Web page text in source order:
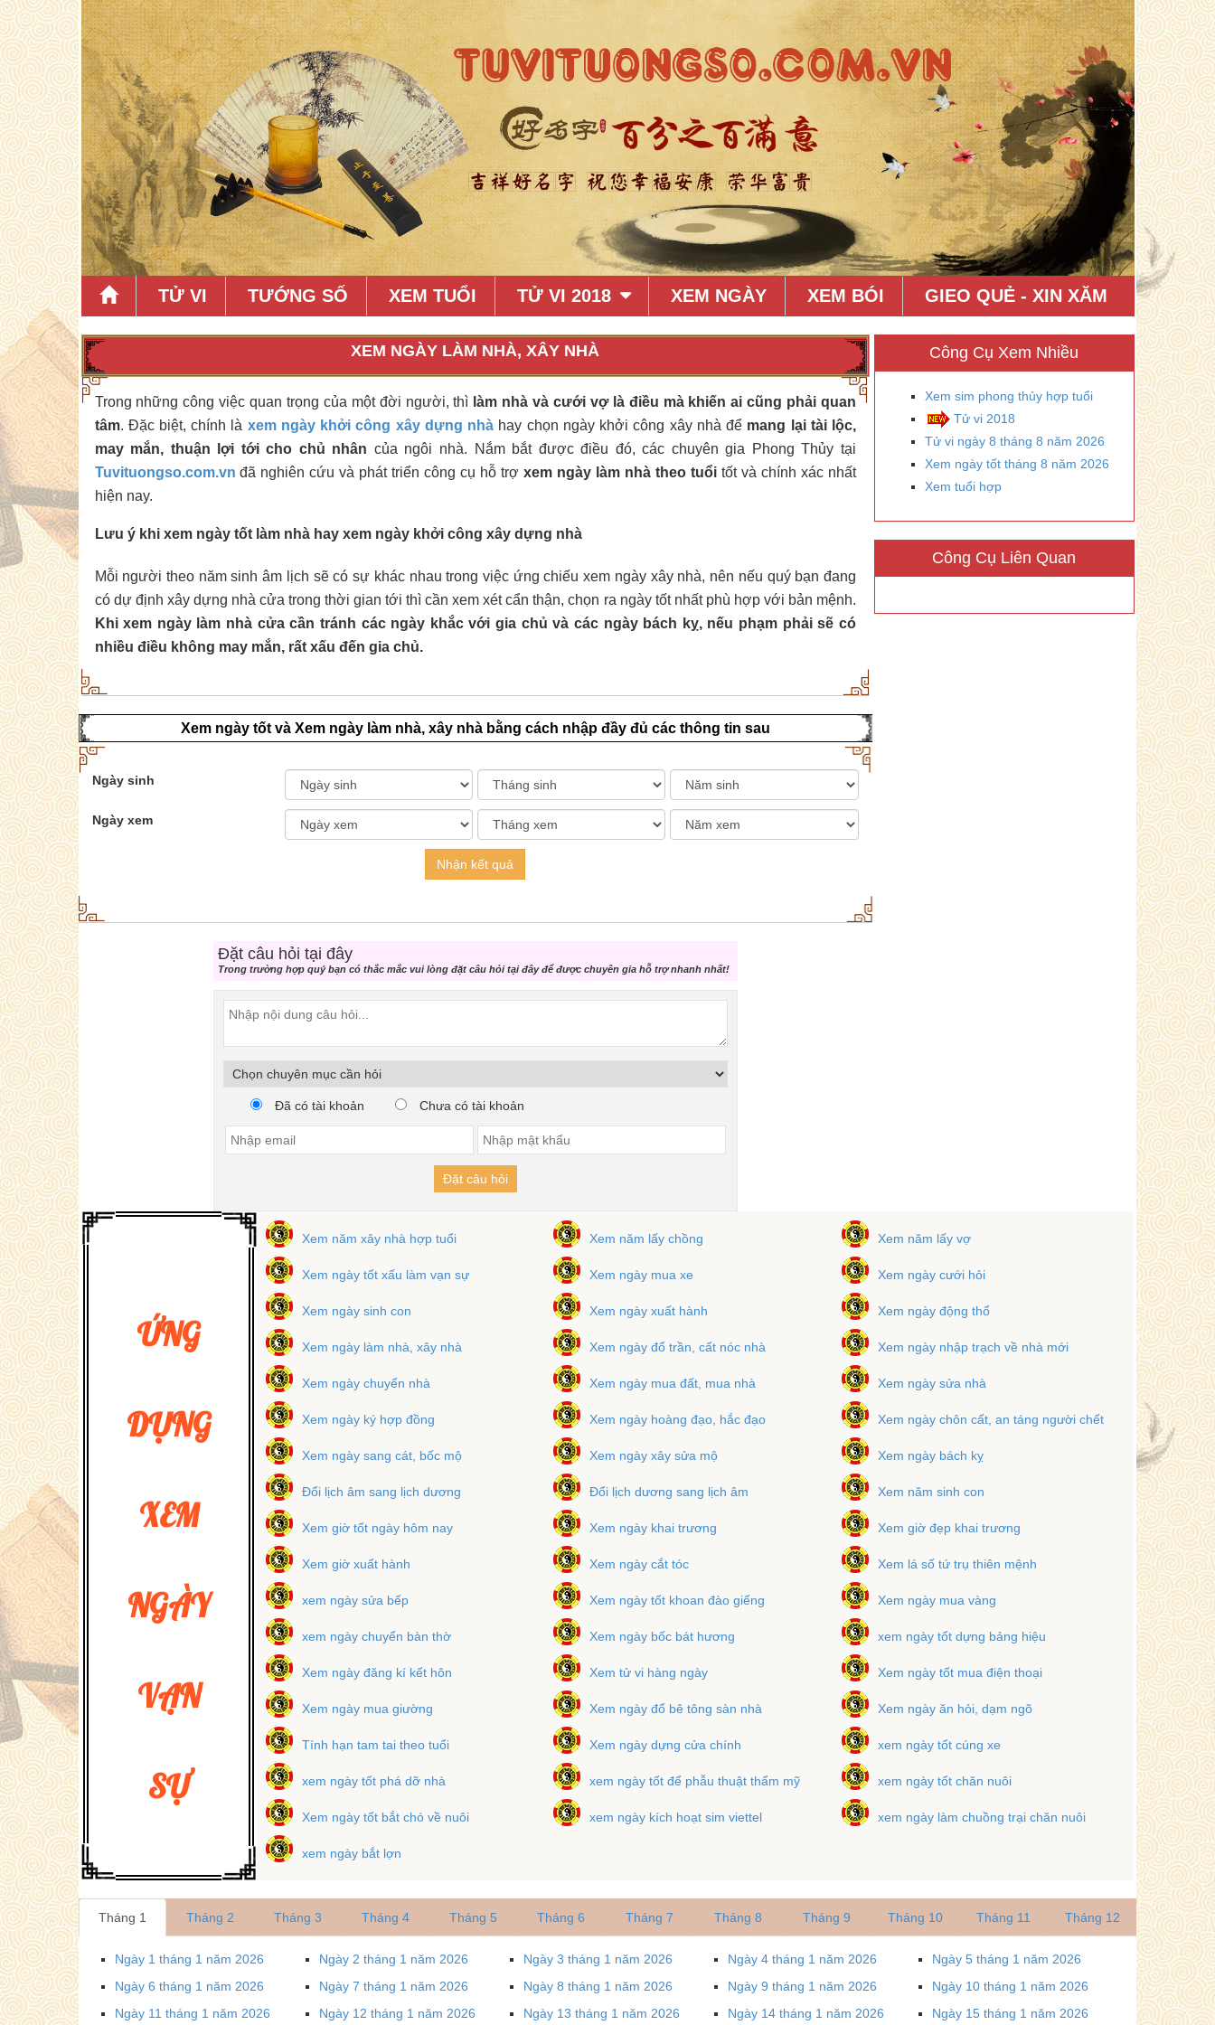
TỬ VI TƯỚNG SỐ XEM TUỔI TỬ VI 2018 XEM NGÀY XEM BÓI GIEO QUẺ - XIN XĂM
XEM NGÀY LÀM NHÀ, XÂY NHÀ
Trong những công việc quan trọng của một đời người, thì làm nhà và cưới vợ là điều mà khiến ai cũng phải quan
tâm. Đặc biệt, chính là xem ngày khởi công xây dựng nhà hay chọn ngày khởi công xây nhà để mang lại tài lộc,
may mắn, thuận lợi tới cho chủ nhân của ngôi nhà. Nắm bắt được điều đó, các chuyên gia Phong Thủy tại
Tuvituongso.com.vn đã nghiên cứu và phát triển công cụ hỗ trợxem ngày làm nhà theo tuổi tốt và chính xác nhất
hiện nay.
Lưu ý khi xem ngày tốt làm nhà hay xem ngày khởi công xây dựng nhà
Mỗi người theo năm sinh âm lịch sẽ có sự khác nhau trong việc ứng chiếu xem ngày xây nhà, nên nếu quý bạn đang
có dự định xây dựng nhà cửa trong thời gian tới thì cần xem xét cẩn thận, chọn ra ngày tốt nhất phù hợp với bản mệnh.
Khi xem ngày làm nhà cửa cần tránh các ngày khắc với gia chủ và các ngày bách kỵ, nếu phạm phải sẽ có
nhiều điều không may mắn, rất xấu đến gia chủ.
Xem ngày tốt và Xem ngày làm nhà, xây nhà bằng cách nhập đầy đủ các thông tin sau
Ngày sinh
Ngày xem
Nhận kết quả
Đặt câu hỏi tại đây
Trong trường hợp quý bạn có thắc mắc vui lòng đặt câu hỏi tại đây để được chuyên gia hỗ trợ nhanh nhất!
Đã có tài khoản Chưa có tài khoản
Đặt câu hỏi
Công Cụ Xem Nhiều
Xem sim phong thủy hợp tuổi
Tử vi 2018
Tử vi ngày 8 tháng 8 năm 2026
Xem ngày tốt tháng 8 năm 2026
Xem tuổi hợp
Công Cụ Liên Quan
ỨNG
DỤNG
XEM
NGÀY
VẠN
SỰ
Xem năm xây nhà hợp tuổi Xem năm lấy chồng Xem năm lấy vợ
Xem ngày tốt xấu làm vạn sự Xem ngày mua xe Xem ngày cưới hỏi
Xem ngày sinh con Xem ngày xuất hành Xem ngày động thổ
Xem ngày làm nhà, xây nhà Xem ngày đổ trần, cất nóc nhà Xem ngày nhập trạch về nhà mới
Xem ngày chuyển nhà Xem ngày mua đất, mua nhà Xem ngày sửa nhà
Xem ngày ký hợp đồng Xem ngày hoàng đạo, hắc đạo Xem ngày chôn cất, an táng người chết
Xem ngày sang cát, bốc mộ Xem ngày xây sửa mộ Xem ngày bách kỵ
Đổi lịch âm sang lịch dương Đổi lịch dương sang lịch âm Xem năm sinh con
Xem giờ tốt ngày hôm nay Xem ngày khai trương Xem giờ đẹp khai trương
Xem giờ xuất hành Xem ngày cắt tóc Xem lá số tứ trụ thiên mệnh
xem ngày sửa bếp Xem ngày tốt khoan đào giếng Xem ngày mua vàng
xem ngày chuyển bàn thờ Xem ngày bốc bát hương xem ngày tốt dựng bảng hiệu
Xem ngày đăng kí kết hôn Xem tử vi hàng ngày Xem ngày tốt mua điện thoại
Xem ngày mua giường Xem ngày đổ bê tông sàn nhà Xem ngày ăn hỏi, dạm ngõ
Tính hạn tam tai theo tuổi Xem ngày dựng cửa chính xem ngày tốt cúng xe
xem ngày tốt phá dỡ nhà xem ngày tốt để phẫu thuật thẩm mỹ xem ngày tốt chăn nuôi
Xem ngày tốt bắt chó về nuôi xem ngày kích hoạt sim viettel xem ngày làm chuồng trại chăn nuôi
xem ngày bắt lợn
Tháng 1 Tháng 2 Tháng 3 Tháng 4 Tháng 5 Tháng 6 Tháng 7 Tháng 8 Tháng 9 Tháng 10 Tháng 11 Tháng 12
Ngày 1 tháng 1 năm 2026 Ngày 2 tháng 1 năm 2026 Ngày 3 tháng 1 năm 2026 Ngày 4 tháng 1 năm 2026
Ngày 5 tháng 1 năm 2026
Ngày 6 tháng 1 năm 2026
Ngày 7 tháng 1 năm 2026 Ngày 8 tháng 1 năm 2026 Ngày 9 tháng 1 năm 2026
Ngày 10 tháng 1 năm 2026
Ngày 11 tháng 1 năm 2026
Ngày 12 tháng 1 năm 2026 Ngày 13 tháng 1 năm 2026 Ngày 14 tháng 1 năm 2026 Ngày 15 tháng 1 năm 2026